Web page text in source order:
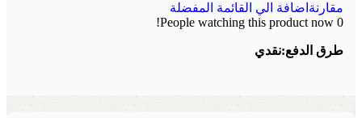
مقارنة اضافة الي القائمة المفضلة
0
People watching this product now!
طرق الدفع:نقدي